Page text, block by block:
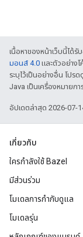
เนื้อหาของหน้าเว็บนี้ได้
มอนส์ 4.0 และตัวอย่าง
ระบุไว้เป็นอย่างอื่น โปรด
Java เป็นเครื่องหมายก
อัปเดตล่าสุด 2026-07-
เกี่ยวกับ
ใครกำลังใช้ Bazel
มีส่วนร่วม
โมเดลการกำกับดูแล
โมเดลรุ่น